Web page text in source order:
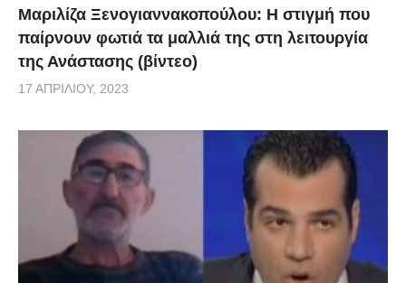
Μαριλίζα Ξενογιαννακοπούλου: Η στιγμή που
παίρνουν φωτιά τα μαλλιά της στη λειτουργία
της Ανάστασης (βίντεο)
17 ΑΠΡΙΛΊΟΥ, 2023